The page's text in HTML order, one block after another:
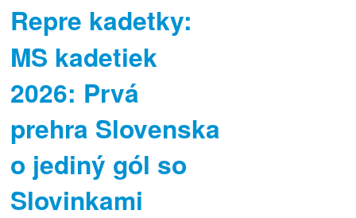
Repre kadetky:
MS kadetiek
2026: Prvá
prehra Slovenska
o jediný gól so
Slovinkami